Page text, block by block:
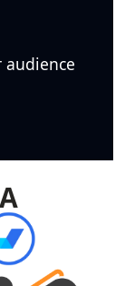
audience